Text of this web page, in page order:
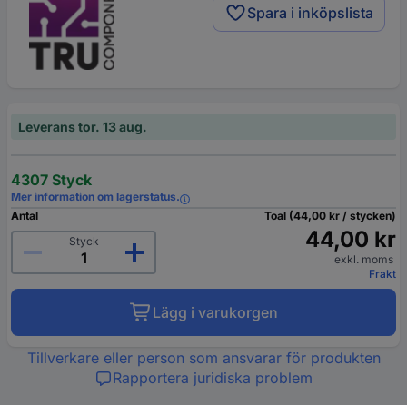
Spara i inköpslista
Leverans tor. 13 aug.
4307 Styck
Mer information om lagerstatus.
Antal
Styck
Toal (44,00 kr / stycken)
44,00 kr
exkl. moms
Frakt
Lägg i varukorgen
Tillverkare eller person som ansvarar för produkten
Rapportera juridiska problem